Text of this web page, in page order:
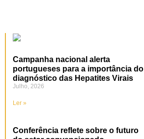
Campanha nacional alerta
portugueses para a importância do
diagnóstico das Hepatites Virais
Julho, 2026
Ler »
Conferência reflete sobre o futuro